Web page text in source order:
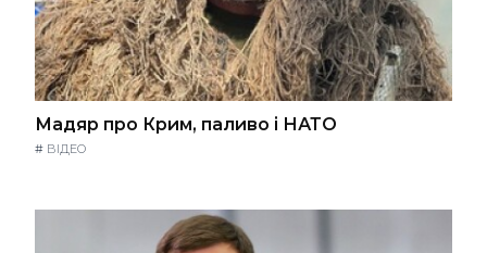
Мадяр про Крим, паливо і НАТО
# ВІДЕО